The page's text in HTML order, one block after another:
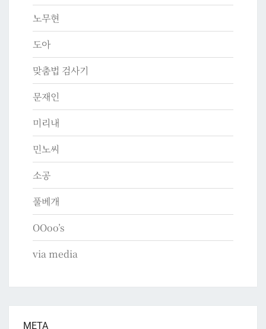
노무현
도아
맞춤법 검사기
문재인
미리내
민노씨
소공
풀베개
OOoo’s
via media
META